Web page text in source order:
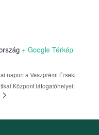
+ Google Térkép
napon a Veszprémi Érseki
Központ látogatóhelyei: